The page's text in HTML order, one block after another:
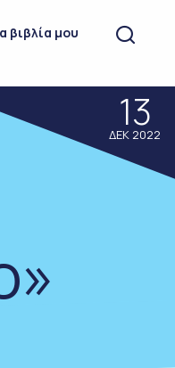
βιβλία μου
13
ΔΕΚ 2022